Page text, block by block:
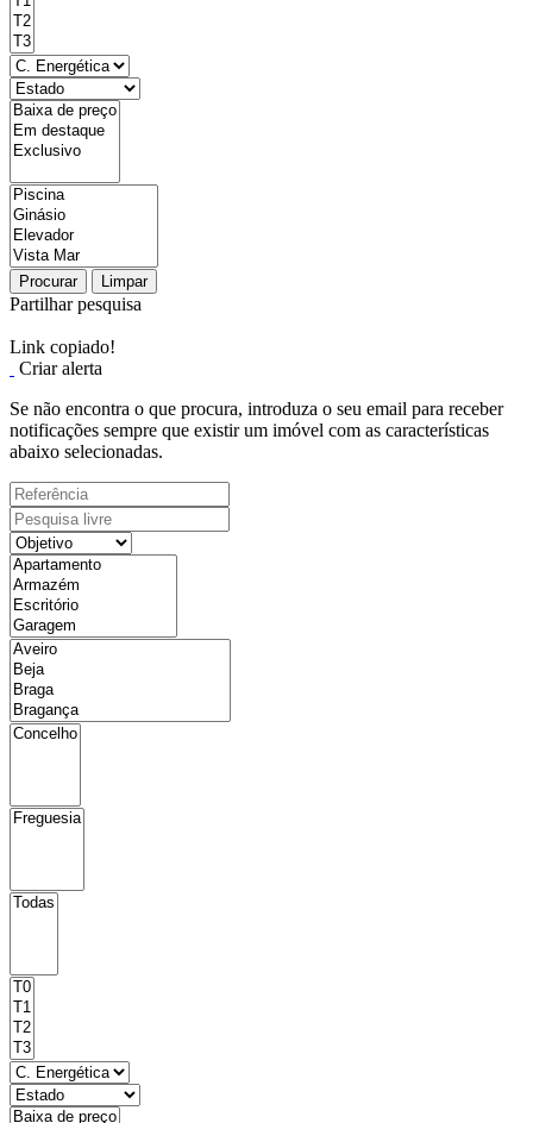
Procurar Limpar
Partilhar pesquisa
Link copiado!
Criar alerta
Se não encontra o que procura, introduza o seu email para receber
notificações sempre que existir um imóvel com as características
abaixo selecionadas.